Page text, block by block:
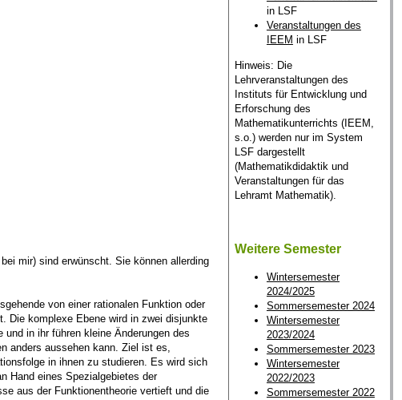
mir) sind erwünscht. Sie können allerding
von einer rationalen Funktion oder
Die komplexe Ebene wird in zwei disjunkte
in ihr führen kleine Änderungen des
anders aussehen kann. Ziel ist es,
in ihnen zu studieren. Es wird sich
Hand eines Spezialgebietes der
aus der Funktionentheorie vertieft und die
in LSF
Veranstaltungen des
IEEM in LSF
Hinweis: Die
Lehrveranstaltungen des
Instituts für Entwicklung und
Erforschung des
Mathematikunterrichts (IEEM,
s.o.) werden nur im System
LSF dargestellt
(Mathematikdidaktik und
Veranstaltungen für das
Lehramt Mathematik).
Weitere Semester
Wintersemester
2024/2025
Sommersemester 2024
Wintersemester
2023/2024
Sommersemester 2023
Wintersemester
2022/2023
Sommersemester 2022